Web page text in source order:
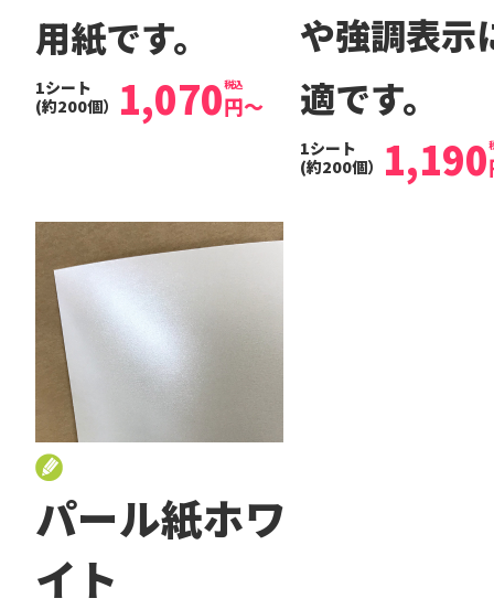
用紙です。
1シート
(約200個） 1,070円
税込
～
や強調表示
適です。
1シート
(約200個） 1,190
パール紙ホワ
イト